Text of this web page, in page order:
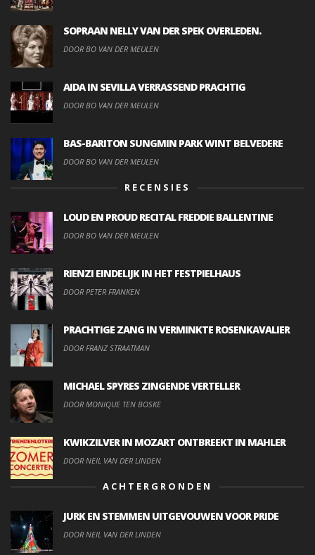
SOPRAAN NELLY VAN DER SPEK OVERLEDEN.
DOOR BO VAN DER MEULEN
AIDA IN SEVILLA VERRASSEND PRACHTIG
DOOR BO VAN DER MEULEN
BAS-BARITON SUNGMIN PARK WINT BELVEDERE
DOOR BO VAN DER MEULEN
RECENSIES
LOUD EN PROUD RECITAL FREDDIE BALLENTINE
DOOR BO VAN DER MEULEN
RIENZI EINDELIJK IN HET FESTPIELHAUS
DOOR PETER FRANKEN
PRACHTIGE ZANG IN VERMINKTE ROSENKAVALIER
DOOR FRANZ STRAATMAN
MICHAEL SPYRES ZINGENDE VERTELLER
DOOR MONIQUE TEN BOSKE
KWIKZILVER IN MOZART ONTBREEKT IN MAHLER
DOOR NEIL VAN DER LINDEN
ACHTERGRONDEN
JURK EN STEMMEN UITGEVOUWEN VOOR PRIDE
DOOR NEIL VAN DER LINDEN